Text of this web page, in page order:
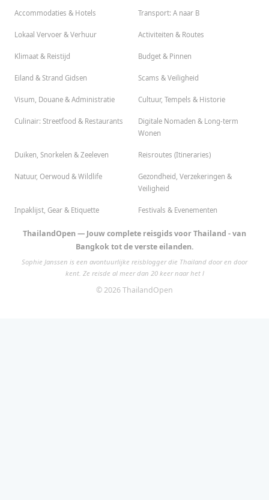
Accommodaties & Hotels Transport: A naar B
Lokaal Vervoer & Verhuur Activiteiten & Routes
Klimaat & Reistijd Budget & Pinnen
Eiland & Strand Gidsen Scams & Veiligheid
Visum, Douane & Administratie Cultuur, Tempels & Historie
Culinair: Streetfood & Restaurants
Digitale Nomaden & Long-term
Wonen
Duiken, Snorkelen & Zeeleven Reisroutes (Itineraries)
Natuur, Oerwoud & Wildlife
Gezondheid, Verzekeringen &
Veiligheid
Inpaklijst, Gear & Etiquette Festivals & Evenementen
ThailandOpen — Jouw complete reisgids voor Thailand - van
Bangkok tot de verste eilanden.
Sophie Janssen is een avontuurlijke reisblogger die Thailand door en door
kent. Ze reisde al meer dan 20 keer naar het l
© 2026 ThailandOpen